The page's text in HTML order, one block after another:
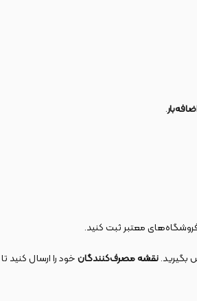
.
معتبر ثبت کنید.
بگیرید.نقشه مصرف‌کنندگانخود را ارسال کنید